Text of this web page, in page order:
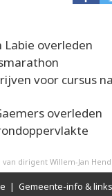
Labie overleden
voor cursus
overleden
van dirigent Willem-Jan
| Gemeente-info & links